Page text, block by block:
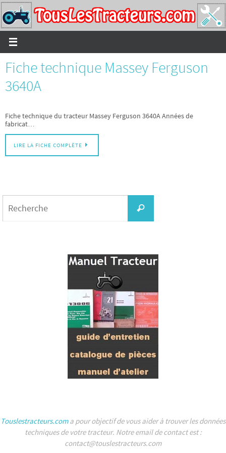
Passer
vers
le
contenu
Fiche technique Massey Ferguson
3640A
Fiche technique du tracteur Massey Ferguson 3640A Années de
fabricat…
LIRE LA FICHE COMPLÈTE
Recherche
Touslestracteurs.coma pour objectif de vous aider à trouver les données
techniques de votre tracteur. Notre email de contact est :
contact@touslestracteurs.com